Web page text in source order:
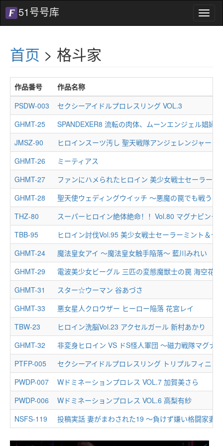
51
号
51号号库
首页 > 格斗家
作品番号
作品名称
PSDW-003
セクシーアイドルプロレスリング VOL.3
GHMT-25
SPANDEXER8 流転の肉体、ムーンエンジェル娼婦
JMSZ-90
ヒロインスーツ汚し 聖天戦隊アンジェレンジャー
GHMT-26
ミーティアス
GHMT-27
ファンにハメられたヒロイン 美少女戦士セーラーフ
GHMT-28
聖天使ウェディングウイッチ ～悪魔の罠でも戦うわ
THZ-80
TBB-95
GHMT-24
魔法皇女アイ ～魔法皇女触手陥落～ 藍川みれい
GHMT-29
電波美少女ビーグル 三匹の変態魔獣士の罠 海空花
GHMT-31
スター☆ウーマン 谷あづさ
GHMT-33
悪女星人クロウザー ヒーロー陥落 花宮レイ
TBW-23
ヒロイン洗脳Vol.23 アクセルガール 新村あかり
GHMT-32
PTFP-005
セクシーアイドルプロレスリング トリプルフィニッ
PWDP-007
Wドミネーションプロレス VOL.7 加賀美さら
PWDP-006
Wドミネーションプロレス VOL.6 高梨有紗
NSFS-119
投稿実話 妻がまわされた19 ～負けず嫌い格闘家妻